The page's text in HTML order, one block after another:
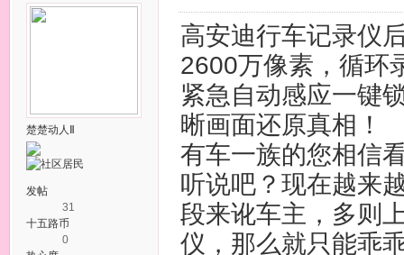
楚楚动人Ⅱ
发帖
31
十五路币
0
高安迪行车记录仪
2600万像素，循环
紧急自动感应一键
晰画面还原真相！
有车一族的您相信
听说吧？现在越来
段来讹车主，多则
仪，那么就只能乖